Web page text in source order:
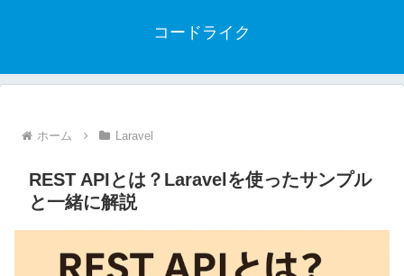
コードライク
ホーム Laravel
REST APIとは？Laravelを使ったサンプル
と一緒に解説